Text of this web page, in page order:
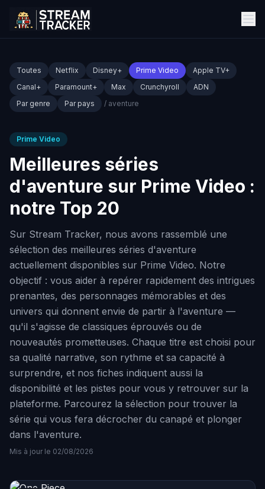
Toutes Netflix Disney+ Prime Video
Apple TV+
Canal+
Paramount+ Max Crunchyroll
ADN
Par genre
Par pays / aventure
Prime Video
Meilleures séries
d'aventure sur Prime Video :
notre Top 20
Sur Stream Tracker, nous avons rassemblé une
sélection des meilleures séries d'aventure
actuellement disponibles sur Prime Video. Notre
objectif : vous aider à repérer rapidement des intrigues
prenantes, des personnages mémorables et des
univers qui donnent envie de partir à l'aventure —
qu'il s'agisse de classiques éprouvés ou de
nouveautés prometteuses. Chaque titre est choisi pour
sa qualité narrative, son rythme et sa capacité à
surprendre, et nos fiches indiquent aussi la
disponibilité et les pistes pour vous y retrouver sur la
plateforme. Parcourez la sélection pour trouver la
série qui vous fera décrocher du canapé et plonger
dans l'aventure.
Mis à jour le 02/08/2026